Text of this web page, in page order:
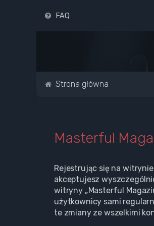
FAQ
Strona główna
Masterful
Rejestrując się na witrynie
akceptujesz
witryny „Masterful
użytkownicy sami
te zmiany ze wszelkimi